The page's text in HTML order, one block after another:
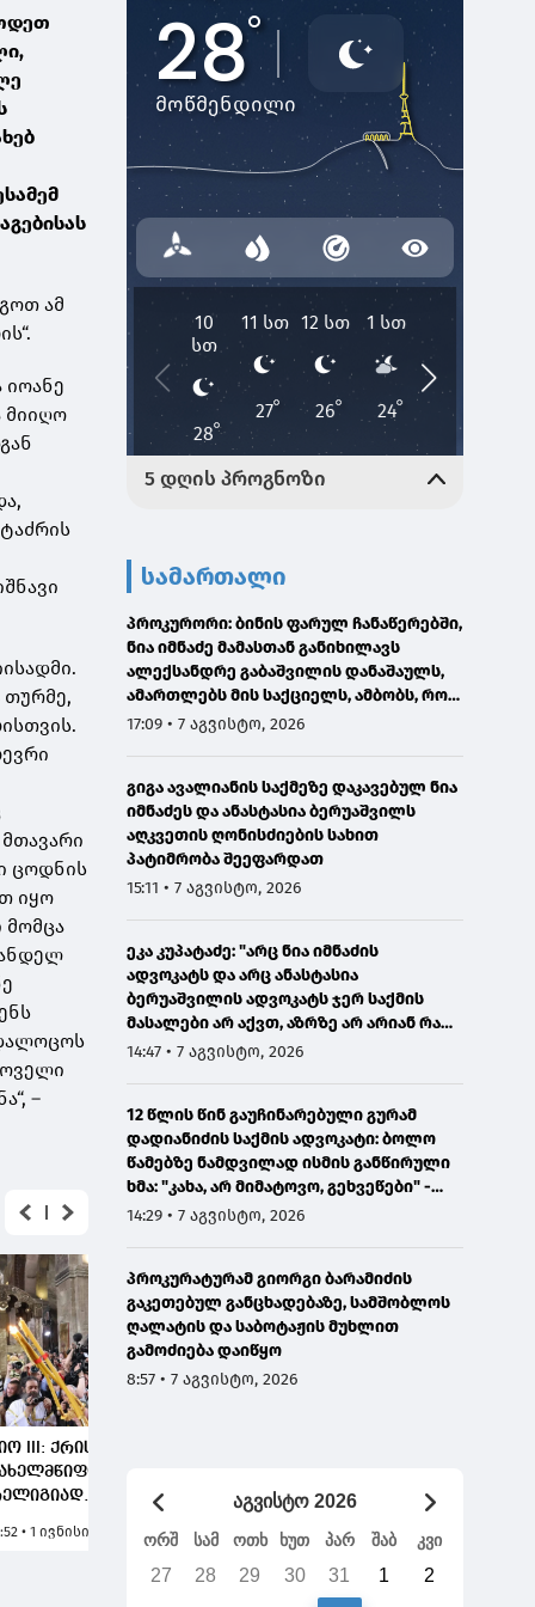
ამ
იოანე
მიიღო
თურმე,
ცოდნის
იყო
–
III: ქრისტიანობის
ჩვენი ერის
წარმოშვა
• 1 ივნისი, 2026
იმისთვის, რომ იგი
მოსიყვარულე და
სულგრძელი, რომ ჩვენ
14:26 • 7 ივნისი, 2026
სამართალი
პროკურორი: ბინის ფარულ ჩანაწერებში,
ნია იმნაძე მამასთან განიხილავს
ალექსანდრე გაბაშვილის დანაშაულს,
ამართლებს მის საქციელს, ამბობს, რომ
სხვანაირად ვერ მოიქცეოდა
17:09 • 7 აგვისტო, 2026
გიგა ავალიანის საქმეზე დაკავებულ ნია
იმნაძეს და ანასტასია ბერუაშვილს
აღკვეთის ღონისძიების სახით
პატიმრობა შეეფარდათ
15:11 • 7 აგვისტო, 2026
ეკა კუპატაძე: "არც ნია იმნაძის
ადვოკატს და არც ანასტასია
ბერუაშვილის ადვოკატს ჯერ საქმის
მასალები არ აქვთ, აზრზე არ არიან რა
წერია მასალებში"
14:47 • 7 აგვისტო, 2026
12 წლის წინ გაუჩინარებული გურამ
დადიანიძის საქმის ადვოკატი: ბოლო
წამებზე ნამდვილად ისმის განწირული
ხმა: "კახა, არ მიმატოვო, გეხვეწები" -
ვიდეოს დადებას ვაპირებდით
14:29 • 7 აგვისტო, 2026
პროკურატურამ გიორგი ბარამიძის
გაკეთებულ განცხადებაზე, სამშობლოს
ღალატის და საბოტაჟის მუხლით
გამოძიება დაიწყო
8:57 • 7 აგვისტო, 2026
აგვისტო 2026
ორშ სამ ოთხ ხუთ პარ შაბ კვი
27 28 29 30 31 1 2